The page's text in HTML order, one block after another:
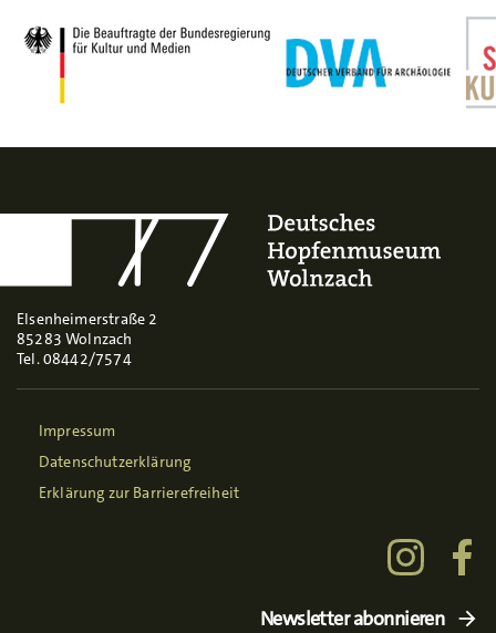
Elsenheimerstraße 2
85283 Wolnzach
Tel. 08442/7574
Impressum
Datenschutzerklärung
Erklärung zur Barrierefreiheit
Newsletter abonnieren